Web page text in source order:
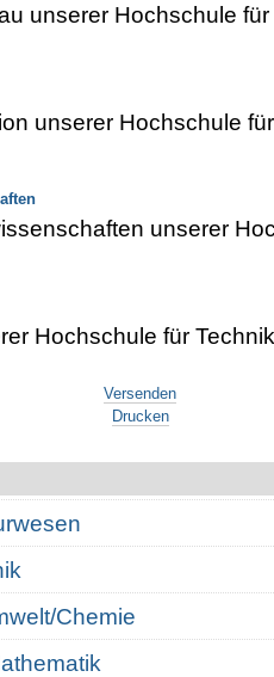
unserer Hochschule
unserer Hochschule
unserer
Hochschule für
Versenden
Drucken
Chemie